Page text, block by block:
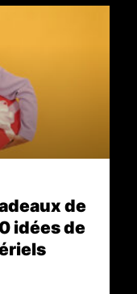
de
idées de